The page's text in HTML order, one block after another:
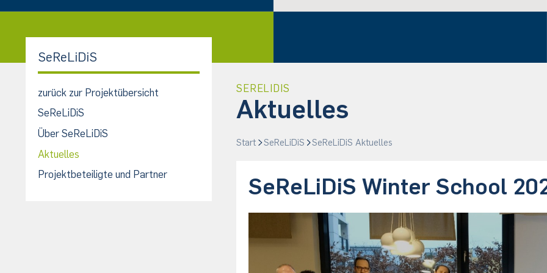
SeReLiDiS
zurück zur Projektübersicht
SeReLiDiS
Über SeReLiDiS
Aktuelles
Projektbeteiligte und Partner
SERELIDIS
Aktuelles
Start SeReLiDiS SeReLiDiS Aktuelles
SeReLiDiS Winter School